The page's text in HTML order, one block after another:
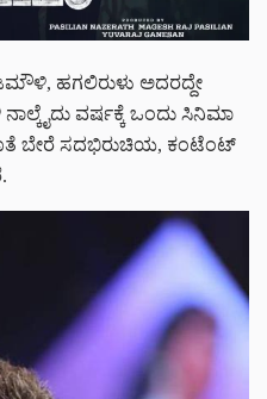
ಹಗಲಿರುಳು ಅದರದ್ದೇ
ವರ್ಷಕ್ಕೆ ಒಂದು ಸಿನಿಮಾ
ಬೇರೆ ಸದಭಿರುಚಿಯ, ಕಂಟೆಂಟ್